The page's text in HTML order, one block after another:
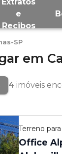
e
Recibos
SP
em
4 imóveis
Terreno
Office